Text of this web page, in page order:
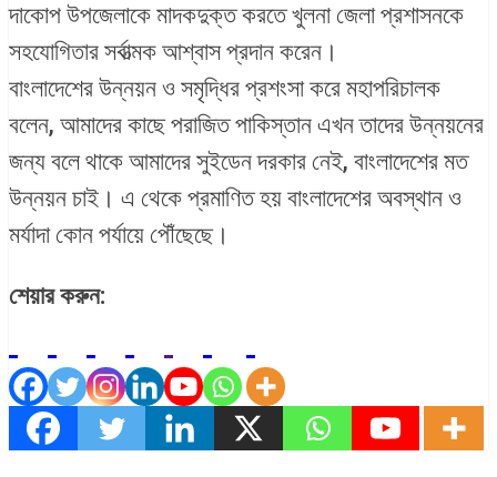
দাকোপ উপজেলাকে মাদকদুক্ত করতে খুলনা জেলা প্রশাসনকে
সহযোগিতার সর্বাত্মক আশ্বাস প্রদান করেন।
বাংলাদেশের উন্নয়ন ও সমৃদ্ধির প্রশংসা করে মহাপরিচালক
বলেন, আমাদের কাছে পরাজিত পাকিস্তান এখন তাদের উন্নয়নের
জন্য বলে থাকে আমাদের সুইডেন দরকার নেই, বাংলাদেশের মত
উন্নয়ন চাই। এ থেকে প্রমাণিত হয় বাংলাদেশের অবস্থান ও
মর্যাদা কোন পর্যায়ে পৌঁছেছে।
শেয়ার করুন: